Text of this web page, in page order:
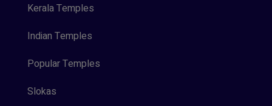
Kerala Temples
Indian Temples
Popular Temples
Slokas